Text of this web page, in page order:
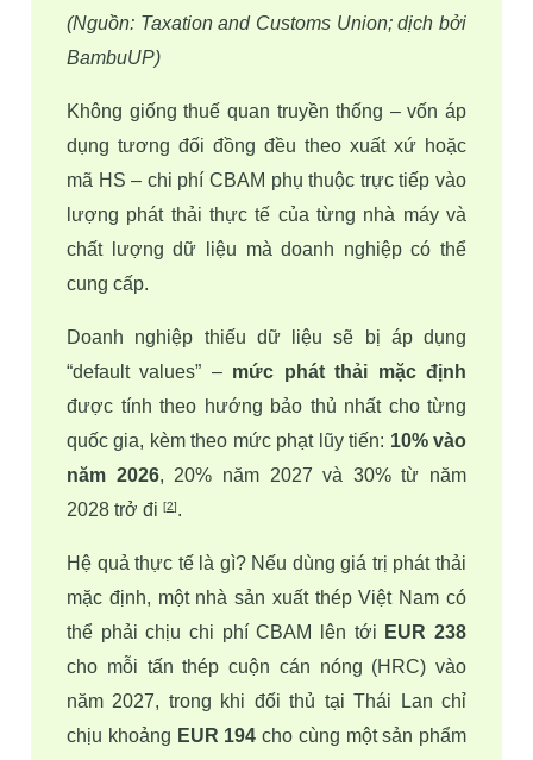
(Nguồn: Taxation and Customs Union; dịch bởi
BambuUP)
Không giống thuế quan truyền thống – vốn áp
dụng tương đối đồng đều theo xuất xứ hoặc
mã HS – chi phí CBAM phụ thuộc trực tiếp vào
lượng phát thải thực tế của từng nhà máy và
chất lượng dữ liệu mà doanh nghiệp có thể
cung cấp.
Doanh nghiệp thiếu dữ liệu sẽ bị áp dụng
“default values” – mức phát thải mặc định
được tính theo hướng bảo thủ nhất cho từng
quốc gia, kèm theo mức phạt lũy tiến: 10% vào
năm 2026, 20% năm 2027 và 30% từ năm
2028 trở đi [2].
Hệ quả thực tế là gì? Nếu dùng giá trị phát thải
mặc định, một nhà sản xuất thép Việt Nam có
thể phải chịu chi phí CBAM lên tới EUR 238
cho mỗi tấn thép cuộn cán nóng (HRC) vào
năm 2027, trong khi đối thủ tại Thái Lan chỉ
chịu khoảng EUR 194 cho cùng một sản phẩm